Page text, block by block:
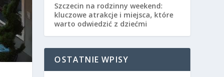
Szczecin na rodzinny weekend:
kluczowe atrakcje i miejsca, które
warto odwiedzić z dziećmi
OSTATNIE WPISY